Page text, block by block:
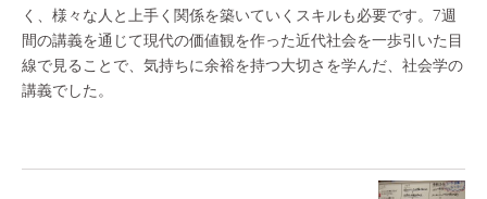
く、様々な人と上手く関係を築いていくスキルも必要です。7週
間の講義を通じて現代の価値観を作った近代社会を一歩引いた目
線で見ることで、気持ちに余裕を持つ大切さを学んだ、社会学の
講義でした。